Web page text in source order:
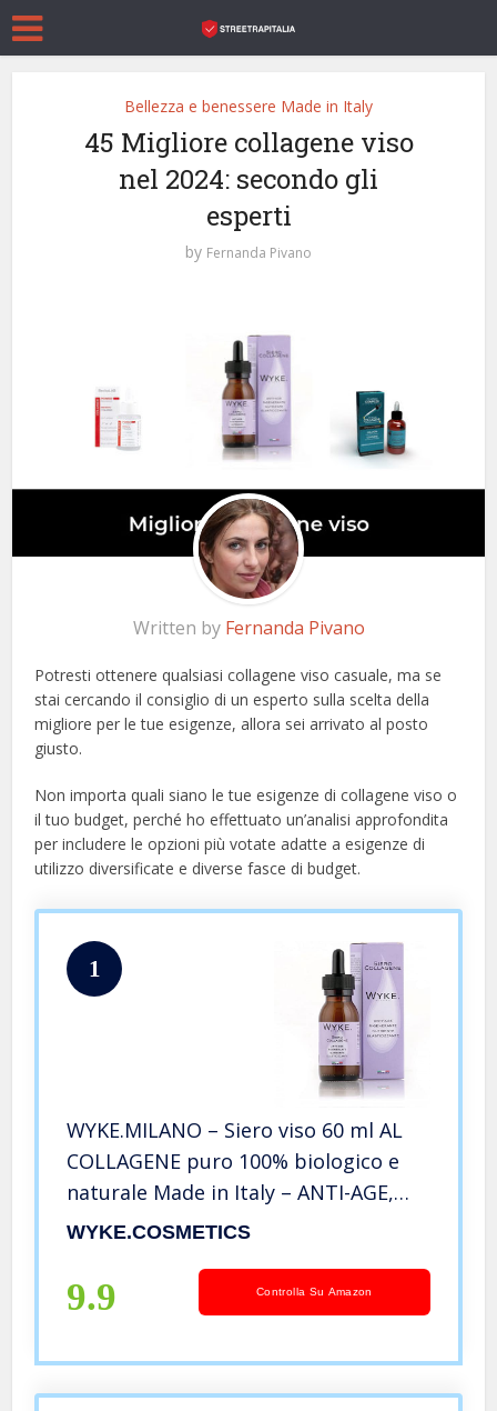
Bellezza e benessere Made in Italy
45 Migliore collagene viso
nel 2024: secondo gli
esperti
by Fernanda Pivano
Written by Fernanda Pivano
Potresti ottenere qualsiasi collagene viso casuale, ma se
stai cercando il consiglio di un esperto sulla scelta della
migliore per le tue esigenze, allora sei arrivato al posto
giusto.
Non importa quali siano le tue esigenze di collagene viso o
il tuo budget, perché ho effettuato un’analisi approfondita
per includere le opzioni più votate adatte a esigenze di
utilizzo diversificate e diverse fasce di budget.
1
WYKE.MILANO – Siero viso 60 ml AL
COLLAGENE puro 100% biologico e
naturale Made in Italy – ANTI-AGE,
RIGENERANTE, NUTRIENTE,
WYKE.COSMETICS
9.9 Controlla Su Amazon